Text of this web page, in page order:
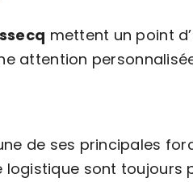
mettent un point
attention
de ses principales
sont toujours